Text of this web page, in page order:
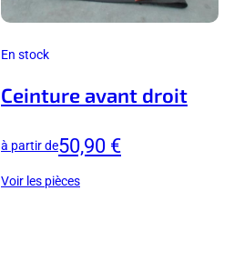
En stock
Ceinture avant droit
à partir de50,90 €
Voir les pièces